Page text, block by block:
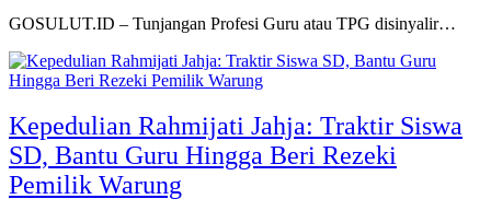
GOSULUT.ID – Tunjangan Profesi Guru atau TPG disinyalir…
Kepedulian Rahmijati Jahja: Traktir Siswa
SD, Bantu Guru Hingga Beri Rezeki
Pemilik Warung